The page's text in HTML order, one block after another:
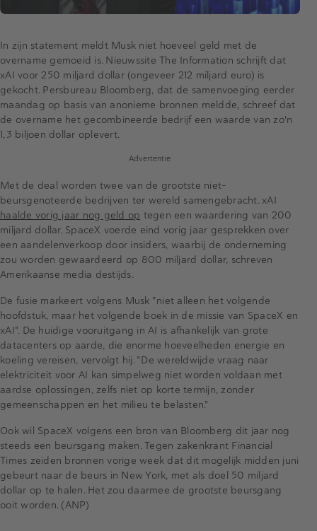
In zijn statement meldt Musk niet hoeveel geld met de
overname gemoeid is. Nieuwssite The Information schrijft dat
xAI voor 250 miljard dollar (ongeveer 212 miljard euro) is
gekocht. Persbureau Bloomberg, dat de samenvoeging eerder
maandag op basis van anonieme bronnen meldde, schreef dat
de overname het gecombineerde bedrijf een waarde van zo'n
1,3 biljoen dollar oplevert.
Advertentie
Met de deal worden twee van de grootste niet-
beursgenoteerde bedrijven ter wereld samengebracht. xAI
haalde vorig jaar nog geld op tegen een waardering van 200
miljard dollar. SpaceX voerde eind vorig jaar gesprekken over
een aandelenverkoop door insiders, waarbij de onderneming
zou worden gewaardeerd op 800 miljard dollar, schreven
Amerikaanse media destijds.
De fusie markeert volgens Musk "niet alleen het volgende
hoofdstuk, maar het volgende boek in de missie van SpaceX en
xAI". De huidige vooruitgang in AI is afhankelijk van grote
datacenters op aarde, die enorme hoeveelheden energie en
koeling vereisen, vervolgt hij. "De wereldwijde vraag naar
elektriciteit voor AI kan simpelweg niet worden voldaan met
aardse oplossingen, zelfs niet op korte termijn, zonder
gemeenschappen en het milieu te belasten."
Ook wil SpaceX volgens een bron van Bloomberg dit jaar nog
steeds een beursgang maken. Tegen zakenkrant Financial
Times zeiden bronnen vorige week dat dit mogelijk midden juni
gebeurt naar de beurs in New York, met als doel 50 miljard
dollar op te halen. Het zou daarmee de grootste beursgang
ooit worden. (ANP)